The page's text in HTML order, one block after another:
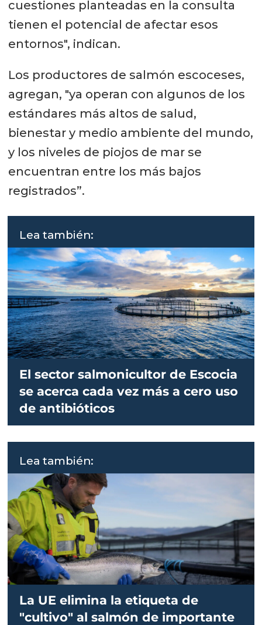
cuestiones planteadas en la consulta
tienen el potencial de afectar esos
entornos", indican.
Los productores de salmón escoceses,
agregan, "ya operan con algunos de los
estándares más altos de salud,
bienestar y medio ambiente del mundo,
y los niveles de piojos de mar se
encuentran entre los más bajos
registrados”.
Lea también:
El sector salmonicultor de Escocia
se acerca cada vez más a cero uso
de antibióticos
Lea también:
La UE elimina la etiqueta de
"cultivo" al salmón de importante